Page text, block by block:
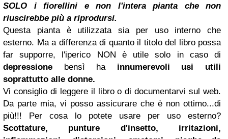
SOLO i fiorellini e non l'intera pianta che non
riuscirebbe più a riprodursi.
Questa pianta è utilizzata sia per uso interno che
esterno. Ma a differenza di quanto il titolo del libro possa
far supporre, l'iperico NON è utile solo in caso di
depressione bensì ha innumerevoli usi utili
soprattutto alle donne.
Vi consiglio di leggere il libro o di documentarvi sul web.
Da parte mia, vi posso assicurare che è non ottimo...di
più!!! Per cosa lo potete usare per uso esterno?
Scottature, punture d'insetto, irritazioni,